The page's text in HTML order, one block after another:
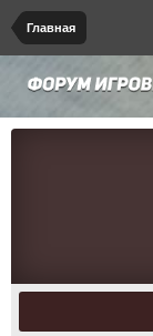
Главная